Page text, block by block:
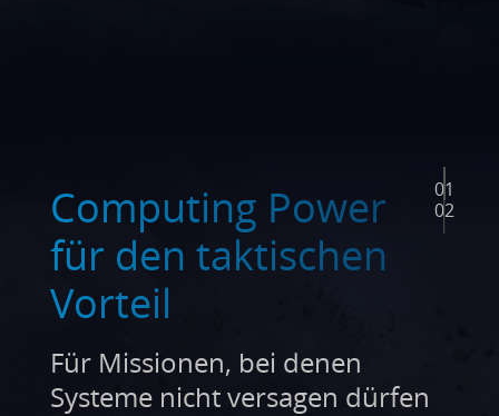
BRESSNER Defense
Computing steht für
präzise konzipierte
Systeme
Computing Power
für den taktischen
Vorteil
Für Missionen, bei denen
Systeme nicht versagen dürfen
01
02